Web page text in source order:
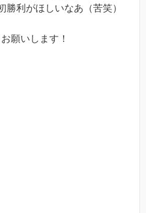
勝利がほしいなあ（苦笑）
願いします！